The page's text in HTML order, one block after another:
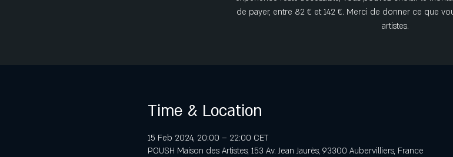
de payer, entre 82 € et 142 €. Merci de donner ce que
artistes.
Time & Location
15 Feb 2024, 20:00 – 22:00 CET
POUSH Maison des Artistes, 153 Av. Jean Jaurès, 93300 Aubervilliers, France